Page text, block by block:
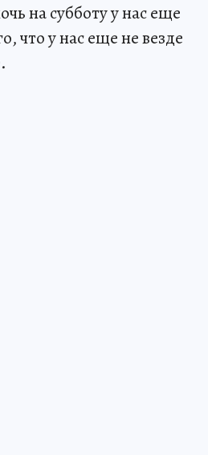
на субботу у нас еще
что у нас еще не везде